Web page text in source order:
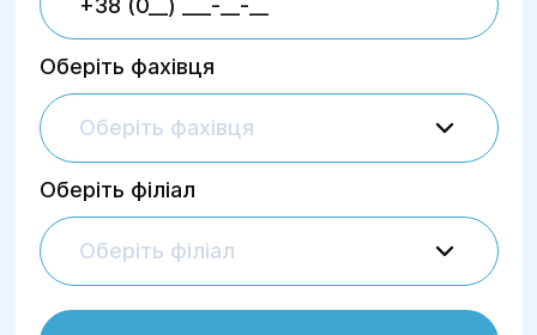
Оберіть фахівця
Оберіть фахівця
Оберіть філіал
Оберіть філіал